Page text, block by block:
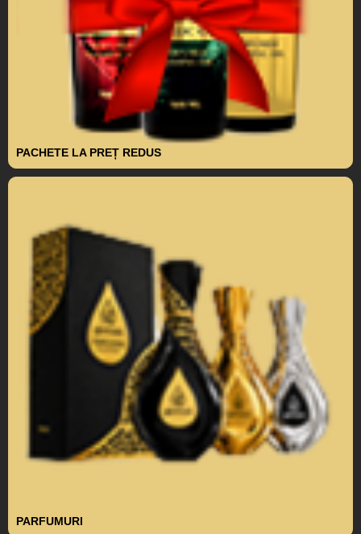
PACHETE LA PREȚ REDUS
PARFUMURI